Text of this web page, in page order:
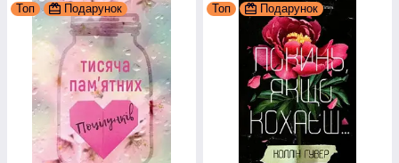
Топ Подарунок Топ Подарунок